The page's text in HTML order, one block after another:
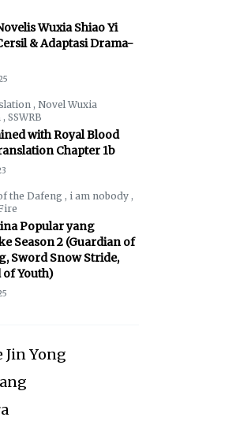
Wuxia Shiao Yi
& Adaptasi Drama-
, Novel Wuxia
, SSWRB
with Royal Blood
Chapter 1b
the Dafeng , i am nobody ,
Popular yang
Season 2 (Guardian of
Sword Snow Stride,
of Youth)
Yong